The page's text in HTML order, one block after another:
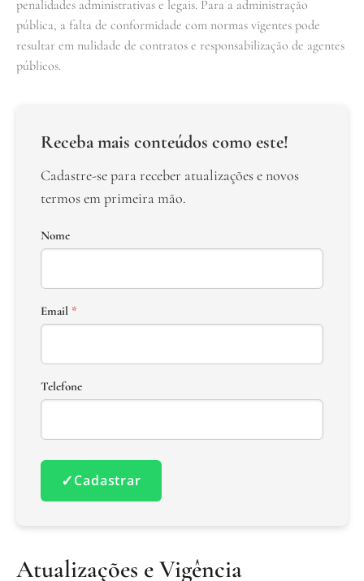
penalidades administrativas e legais. Para a administração
pública, a falta de conformidade com normas vigentes pode
resultar em nulidade de contratos e responsabilização de agentes
públicos.
Receba mais conteúdos como este!
Cadastre-se para receber atualizações e novos
termos em primeira mão.
Nome
Email *
Telefone
✓Cadastrar
Atualizações e Vigência